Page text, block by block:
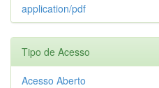
application/pdf
Tipo de Acesso
Acesso Aberto